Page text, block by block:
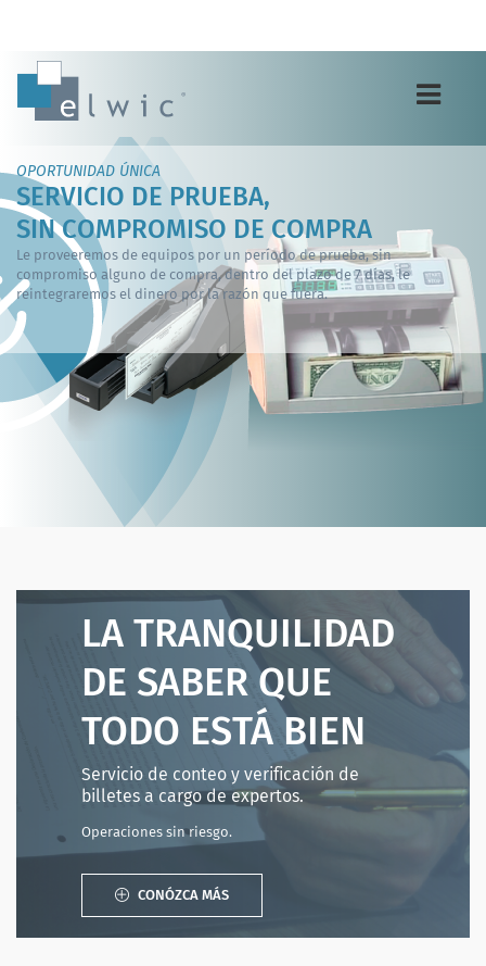
Toggle
navigation
OPORTUNIDAD ÚNICA
SERVICIO DE PRUEBA,
SIN COMPROMISO DE COMPRA
Le proveeremos de equipos por un período de prueba, sin
compromiso alguno de compra, dentro del plazo de 7 días, le
reintegraremos el dinero por la razón que fuera.
LA TRANQUILIDAD
DE SABER QUE
TODO ESTÁ BIEN
Servicio de conteo y verificación de
billetes a cargo de expertos.
Operaciones sin riesgo.
CONÓZCA MÁS